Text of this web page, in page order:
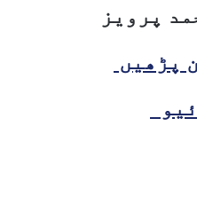
پرویز
پڑھیں